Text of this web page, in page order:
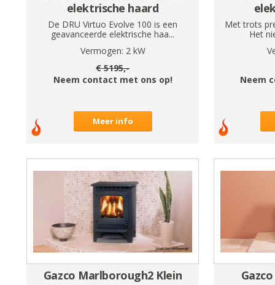
elektrische haard
De DRU Virtuo Evolve 100 is een
geavanceerde elektrische haa...
Vermogen: 2kW
€5195,-
Neem contact met ons op!
Meer info
Met trots
Het
Neem
Gazco Marlborough2 Klein